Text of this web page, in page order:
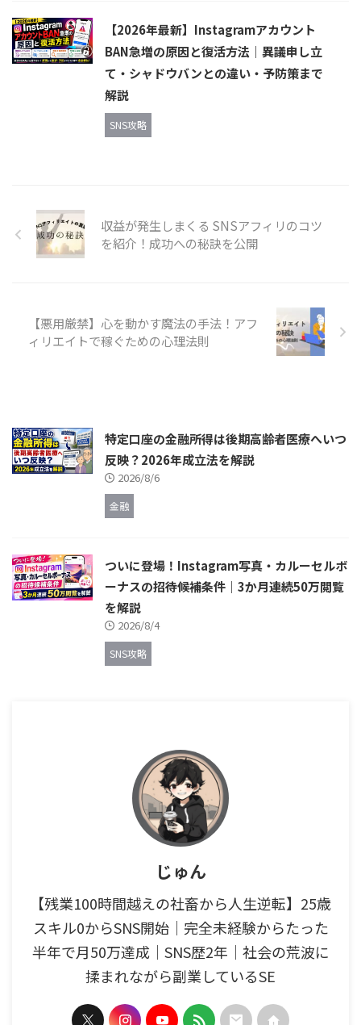
【2026年最新】Instagramアカウント
BAN急増の原因と復活方法｜異議申し立
て・シャドウバンとの違い・予防策まで
解説
SNS攻略
収益が発生しまくる SNSアフィリのコツ
を紹介！成功への秘訣を公開
【悪用厳禁】心を動かす魔法の手法！アフ
ィリエイトで稼ぐための心理法則
特定口座の金融所得は後期高齢者医療へいつ
反映？2026年成立法を解説
2026/8/6
金融
ついに登場！Instagram写真・カルーセルボ
ーナスの招待候補条件｜3か月連続50万閲覧
を解説
2026/8/4
SNS攻略
じゅん
【残業100時間越えの社畜から人生逆転】25歳
スキル0からSNS開始｜完全未経験からたった
半年で月50万達成｜SNS歴2年｜社会の荒波に
揉まれながら副業しているSE